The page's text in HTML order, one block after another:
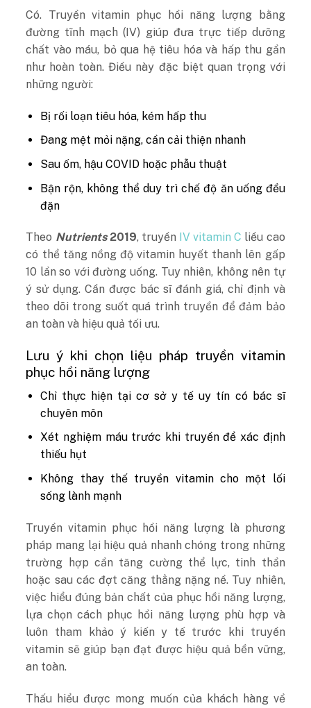
Có. Truyền vitamin phục hồi năng lượng bằng
đường tĩnh mạch (IV) giúp đưa trực tiếp dưỡng
chất vào máu, bỏ qua hệ tiêu hóa và hấp thu gần
như hoàn toàn. Điều này đặc biệt quan trọng với
những người:
Bị rối loạn tiêu hóa, kém hấp thu
Đang mệt mỏi nặng, cần cải thiện nhanh
Sau ốm, hậu COVID hoặc phẫu thuật
Bận rộn, không thể duy trì chế độ ăn uống đều
đặn
Theo Nutrients2019, truyền IV vitamin C liều cao
có thể tăng nồng độ vitamin huyết thanh lên gấp
10 lần so với đường uống. Tuy nhiên, không nên tự
ý sử dụng. Cần được bác sĩ đánh giá, chỉ định và
theo dõi trong suốt quá trình truyền để đảm bảo
an toàn và hiệu quả tối ưu.
Lưu ý khi chọn liệu pháp truyền vitamin
phục hồi năng lượng
Chỉ thực hiện tại cơ sở y tế uy tín có bác sĩ
chuyên môn
Xét nghiệm máu trước khi truyền để xác định
thiếu hụt
Không thay thế truyền vitamin cho một lối
sống lành mạnh
Truyền vitamin phục hồi năng lượng là phương
pháp mang lại hiệu quả nhanh chóng trong những
trường hợp cần tăng cường thể lực, tinh thần
hoặc sau các đợt căng thẳng nặng nề. Tuy nhiên,
việc hiểu đúng bản chất của phục hồi năng lượng,
lựa chọn cách phục hồi năng lượng phù hợp và
luôn tham khảo ý kiến y tế trước khi truyền
vitamin sẽ giúp bạn đạt được hiệu quả bền vững,
an toàn.
Thấu hiểu được mong muốn của khách hàng về